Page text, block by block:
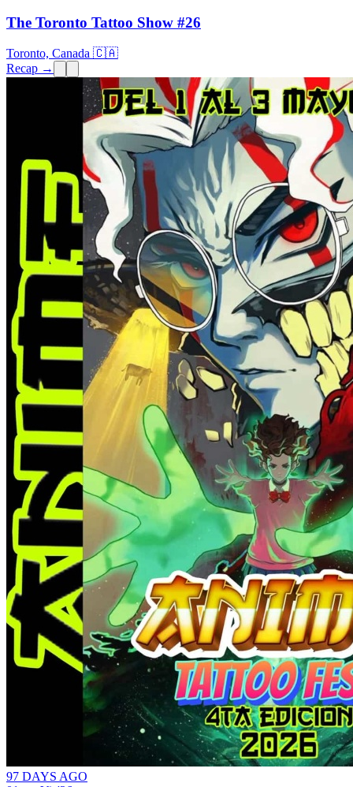
The Toronto Tattoo Show #26
Toronto, Canada 🇨🇦
Recap →
97 DAYS AGO